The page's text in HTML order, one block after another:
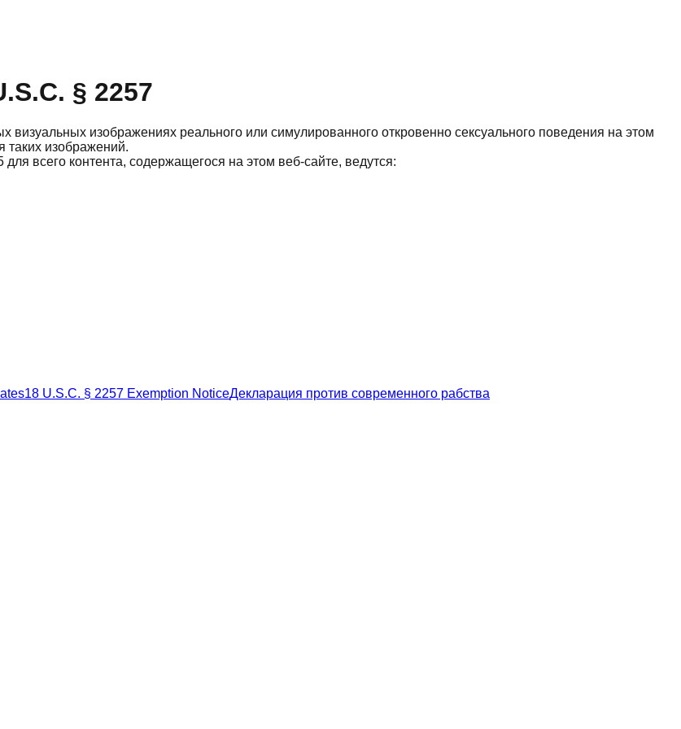
§ 2257
изображениях реального или симулированного откровенно сексуального поведения на этом
таких изображений.
всего контента, содержащегося на этом веб-сайте, ведутся:
18 U.S.C. § 2257 Exemption NoticeДекларация против современного рабства